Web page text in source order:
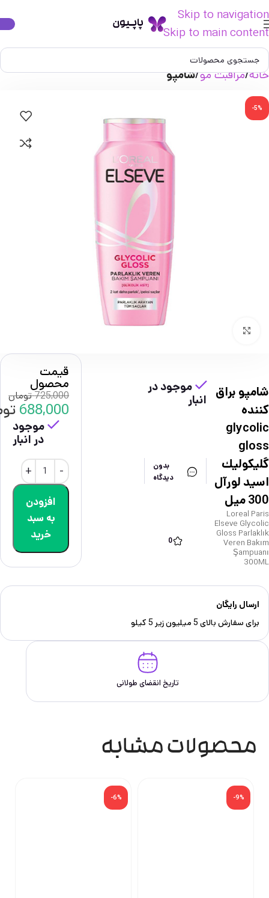
Skip to navigation
Skip to main content
خانه مراقبت مو شامپو
-5%
موجود در
انبار
بدون
دیدگاه
0
شامپو براق
كننده
glycolic
gloss
گليكوليك
اسيد لورآل
300 ميل
Loreal Paris
Elseve Glycolic
Gloss Parlaklık
Veren Bakım
Şampuanı
300ML
قیمت
محصول
725,000تومان
688,000
موجود
در انبار
افزودن
به سبد
خرید
ارسال رایگان
برای سفارش‌ بالای 5 میلیون زیر 5 کیلو
تاریخ انقضای طولانی
محصولات مشابه
-9%
-6%